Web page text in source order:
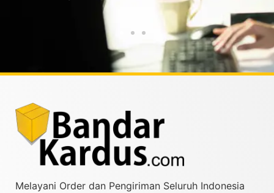
Taufiqurrahman MZ
Melayani Order dan Pengiriman Seluruh Indonesia